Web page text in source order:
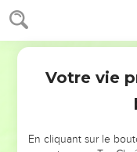
Jérémie 26
19 Ezéchias, roi de
Ezéchias n’a-t-il pas
cherché à apaiser
le mal qu’il avait
rendrions coupables
Votre vie
En cliquant sur le